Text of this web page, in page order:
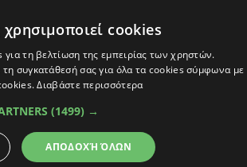
cookies
τη βελτίωση της εμπειρίας των χρηστών.
συγκατάθεσή σας για όλα τα cookies σύμφωνα με
Διαβάστε περισσότερα
(1499) →
ΑΠΟΔΟΧΉ ΌΛΩΝ